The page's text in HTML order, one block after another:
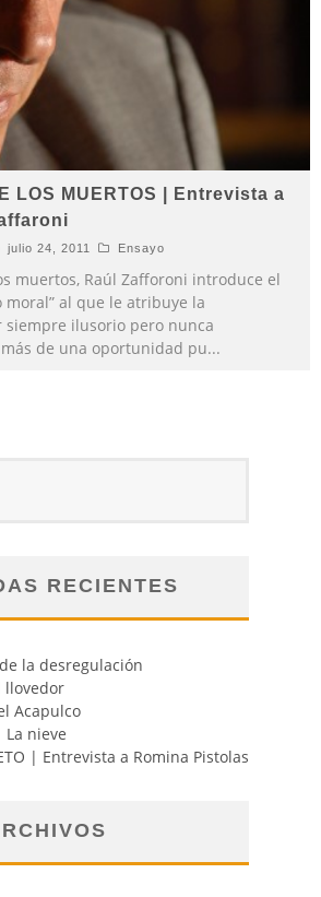
LOS MUERTOS | Entrevista a
julio 24, 2011 Ensayo
muertos, Raúl Zafforoni introduce el
moral” al que le atribuye la
siempre ilusorio pero nunca
de una oportunidad pu...
RECIENTES
la desregulación
llovedor
Acapulco
nieve
| Entrevista a Romina Pistolas